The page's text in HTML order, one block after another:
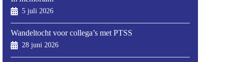
5 juli 2026
Wandeltocht voor collega’s met PTSS
28 juni 2026